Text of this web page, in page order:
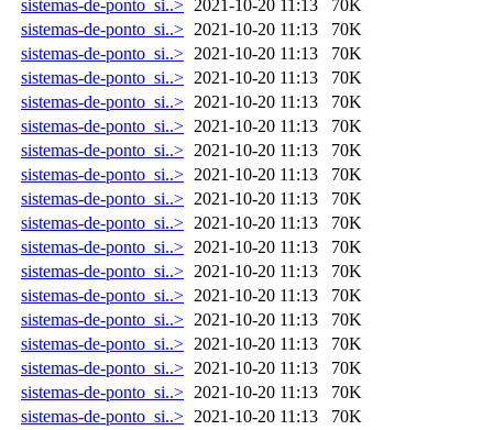
sistemas-de-ponto_si..> 2021-10-20 11:13
70K
sistemas-de-ponto_si..> 2021-10-20 11:13
70K
sistemas-de-ponto_si..> 2021-10-20 11:13
70K
sistemas-de-ponto_si..> 2021-10-20 11:13
70K
sistemas-de-ponto_si..> 2021-10-20 11:13
70K
sistemas-de-ponto_si..> 2021-10-20 11:13
70K
sistemas-de-ponto_si..> 2021-10-20 11:13
70K
sistemas-de-ponto_si..> 2021-10-20 11:13
70K
sistemas-de-ponto_si..> 2021-10-20 11:13
70K
sistemas-de-ponto_si..> 2021-10-20 11:13
70K
sistemas-de-ponto_si..> 2021-10-20 11:13
70K
sistemas-de-ponto_si..> 2021-10-20 11:13
70K
sistemas-de-ponto_si..> 2021-10-20 11:13
70K
sistemas-de-ponto_si..> 2021-10-20 11:13
70K
sistemas-de-ponto_si..> 2021-10-20 11:13
70K
sistemas-de-ponto_si..> 2021-10-20 11:13
70K
sistemas-de-ponto_si..> 2021-10-20 11:13
70K
sistemas-de-ponto_si..> 2021-10-20 11:13
70K